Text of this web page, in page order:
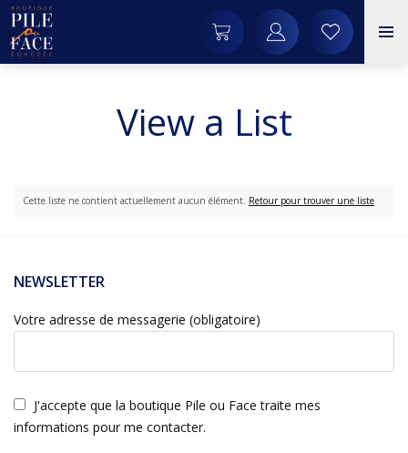
View a List
Cette liste ne contient actuellement aucun élément. Retour pour trouver une liste
NEWSLETTER
Votre adresse de messagerie (obligatoire)
J'accepte que la boutique Pile ou Face traite mes
informations pour me contacter.